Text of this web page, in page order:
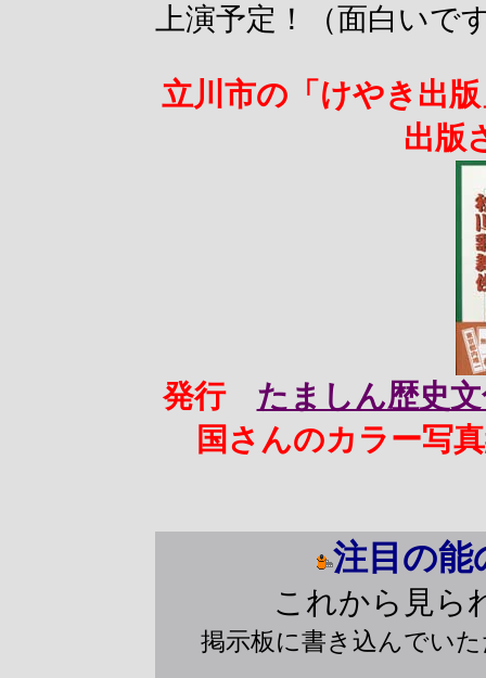
上演予定！（面白いで
立川市の「けやき出
出版
発行 たましん歴史
国さんのカラー写
注目の能
これから見ら
掲示板に書き込んでい